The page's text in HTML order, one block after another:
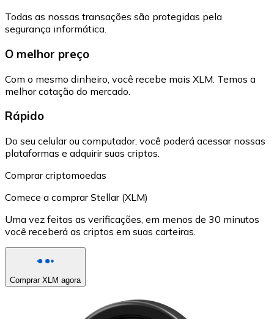
Todas as nossas transações são protegidas pela
segurança informática.
O melhor preço
Com o mesmo dinheiro, você recebe mais XLM. Temos a
melhor cotação do mercado.
Rápido
Do seu celular ou computador, você poderá acessar nossas
plataformas e adquirir suas criptos.
Comprar criptomoedas
Comece a comprar Stellar (XLM)
Uma vez feitas as verificações, em menos de 30 minutos
você receberá as criptos em suas carteiras.
Comprar XLM agora